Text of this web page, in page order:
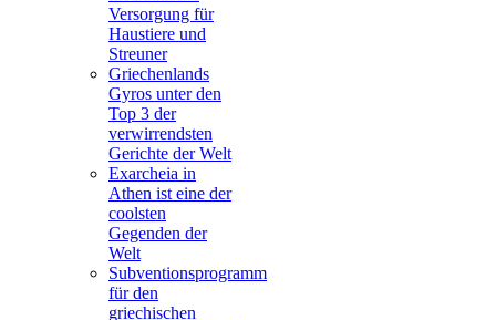
Versorgung für
Haustiere und
Streuner
Griechenlands
Gyros unter den
Top 3 der
verwirrendsten
Gerichte der Welt
Exarcheia in
Athen ist eine der
coolsten
Gegenden der
Welt
Subventionsprogramm
für den
griechischen